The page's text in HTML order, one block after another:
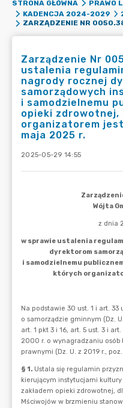
STRONA GŁÓWNA PRAWO
KADENCJA 2024-2029
Zarządzenie Nr
ustalenia
nagrody rocznej
samorządowych
i samodzielnemu
opieki zdrowotnej,
organizatorem
maja 2025 r.
2025-05-29 14:55